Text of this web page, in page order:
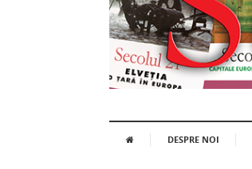
DESPRE NOI